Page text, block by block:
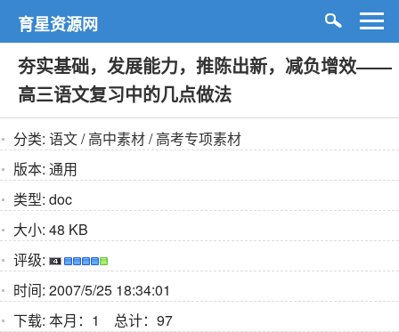
育星资源网
夯实基础，发展能力，推陈出新，减负增效——
高三语文复习中的几点做法
分类: 语文/高中素材/高考专项素材
版本: 通用
类型: doc
大小: 48 KB
评级:
时间: 2007/5/25 18:34:01
下载: 本月：1 总计：97